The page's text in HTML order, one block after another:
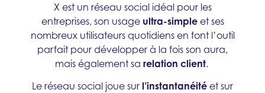
X est un réseau social idéal pour les
entreprises, son usage ultra-simple et ses
nombreux utilisateurs quotidiens en font l’outil
parfait pour développer à la fois son aura,
mais également sa relation client.
Le réseau social joue sur l’instantanéité et sur